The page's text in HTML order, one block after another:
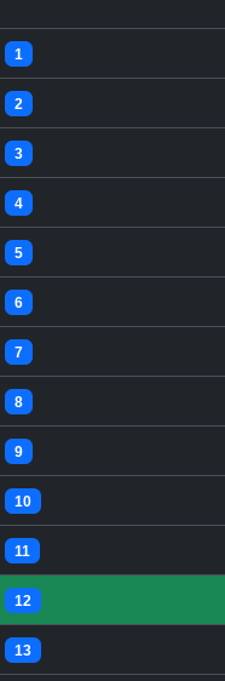
1
2
3
4
5
6
7
8
9
10
11
12
13